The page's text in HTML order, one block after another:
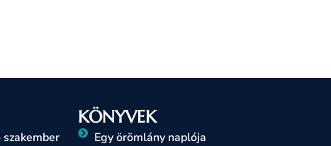
KÖNYVEK
Egy örömlány naplója